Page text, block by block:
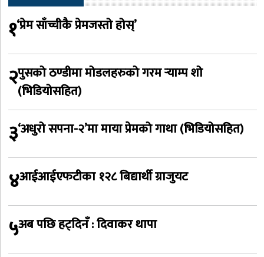
१‘प्रेम साँच्चीकै प्रेमजस्तो होस्’
२पुसको ठण्डीमा मोडलहरुको गरम र्‍याम्प शो
(भिडियोसहित)
३‘अधुरो सपना-२’मा माया प्रेमको गाथा (भिडियोसहित)
४आईआईएफटीका १२८ बिद्यार्थी ग्राजुयट
५अब पछि हट्दिनँ : दिवाकर थापा